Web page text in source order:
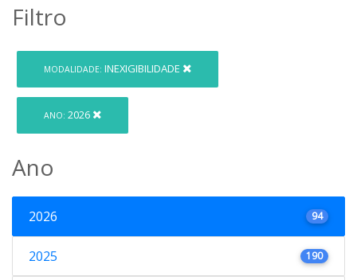
Filtro
MODALIDADE: INEXIGIBILIDADE
ANO: 2026
Ano
2026 94
2025 190